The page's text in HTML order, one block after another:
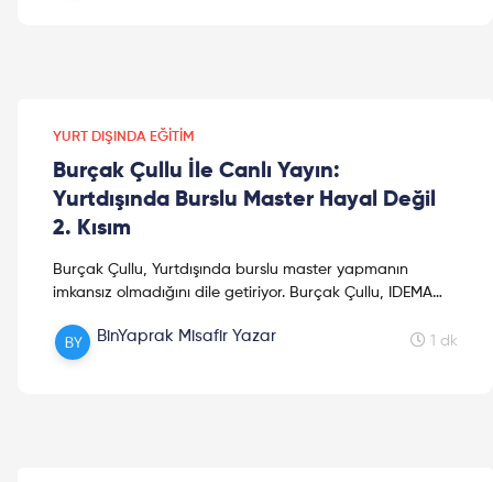
YURT DIŞINDA EĞITIM
Burçak Çullu İle Canlı Yayın:
Yurtdışında Burslu Master Hayal Değil
2. Kısım
Burçak Çullu, Yurtdışında burslu master yapmanın
imkansız olmadığını dile getiriyor. Burçak Çullu, IDEMA
BinYaprak Misafir Yazar 1 dk